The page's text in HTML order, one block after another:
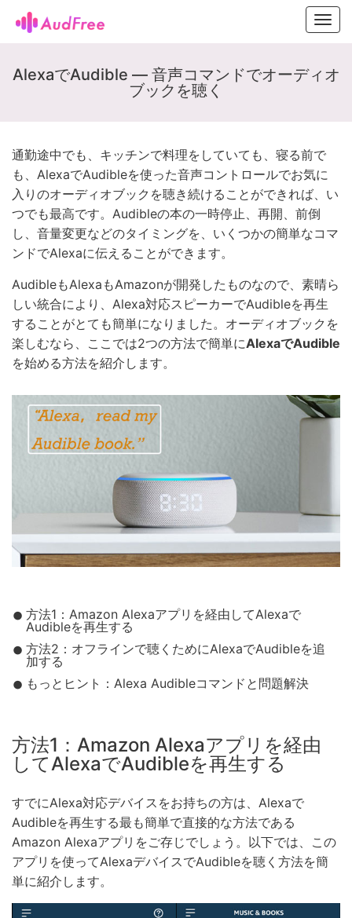
AlexaでAudible — 音声コマンドでオーディオ
ブックを聴く
通勤途中でも、キッチンで料理をしていても、寝る前で
も、AlexaでAudibleを使った音声コントロールでお気に
入りのオーディオブックを聴き続けることができれば、い
つでも最高です。Audibleの本の一時停止、再開、前倒
し、音量変更などのタイミングを、いくつかの簡単なコマ
ンドでAlexaに伝えることができます。
AudibleもAlexaもAmazonが開発したものなので、素晴ら
しい統合により、Alexa対応スピーカーでAudibleを再生
することがとても簡単になりました。オーディオブックを
楽しむなら、ここでは2つの方法で簡単にAlexaでAudible
を始める方法を紹介します。
方法1：Amazon Alexaアプリを経由してAlexaで
Audibleを再生する
方法2：オフラインで聴くためにAlexaでAudibleを追
加する
もっとヒント：Alexa Audibleコマンドと問題解決
方法1：Amazon Alexaアプリを経由
してAlexaでAudibleを再生する
すでにAlexa対応デバイスをお持ちの方は、Alexaで
Audibleを再生する最も簡単で直接的な方法である
Amazon Alexaアプリをご存じでしょう。以下では、この
アプリを使ってAlexaデバイスでAudibleを聴く方法を簡
単に紹介します。